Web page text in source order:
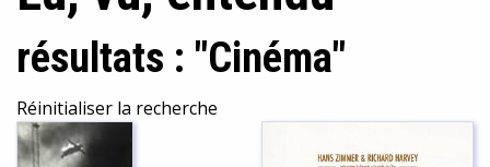
résultats : "Cinéma"
Réinitialiser la recherche